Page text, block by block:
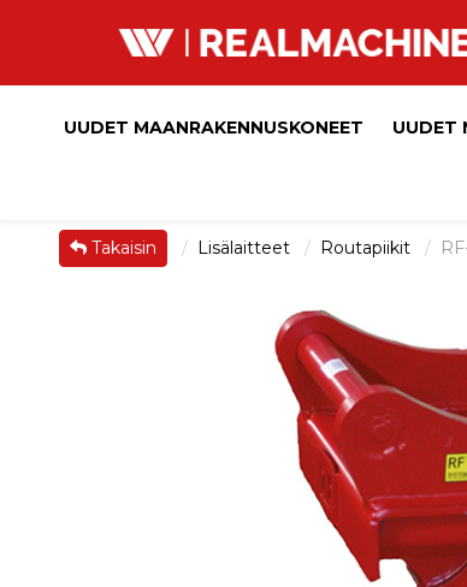
UUDET MAANRAKENNUSKONEET UUDET
Takaisin Lisälaitteet Routapiikit